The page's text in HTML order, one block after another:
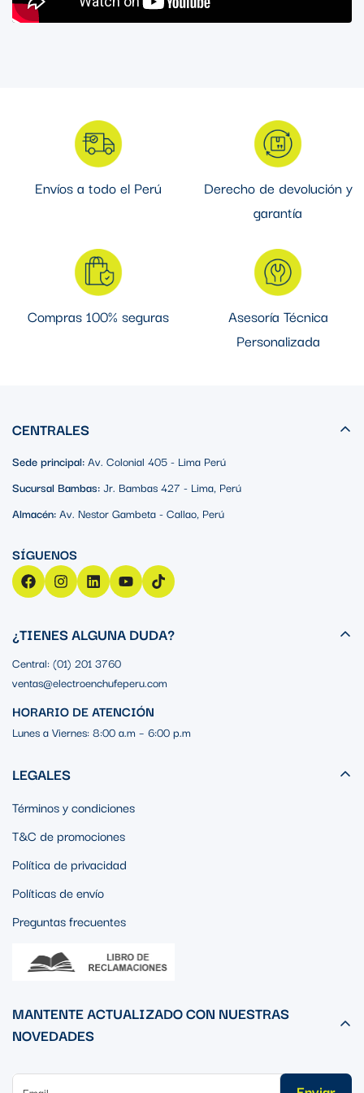
condiciones exigentes. Facilita la conexión segura y rápida de
Envíos a todo el Perú
Derecho de devolución y
garantía
Compras 100% seguras
Asesoría Técnica
Personalizada
CENTRALES
Sede principal:Av. Colonial 405 - Lima Perú
Sucursal Bambas:Jr. Bambas 427 - Lima, Perú
Almacén:Av. Nestor Gambeta - Callao, Perú
¿TIENES ALGUNA DUDA?
Central: (01) 201 3760
ventas@electroenchufeperu.com
HORARIO DE ATENCIÓN
Lunes a Viernes: 8:00 a.m – 6:00 p.m
LEGALES
Términos y condiciones
T&C de promociones
Política de privacidad
Políticas de envío
Preguntas frecuentes
MANTENTE ACTUALIZADO CON NUESTRAS
NOVEDADES